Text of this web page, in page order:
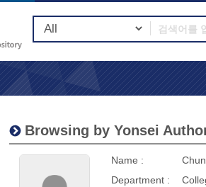
Browsing by Yonsei
Name :
Department :